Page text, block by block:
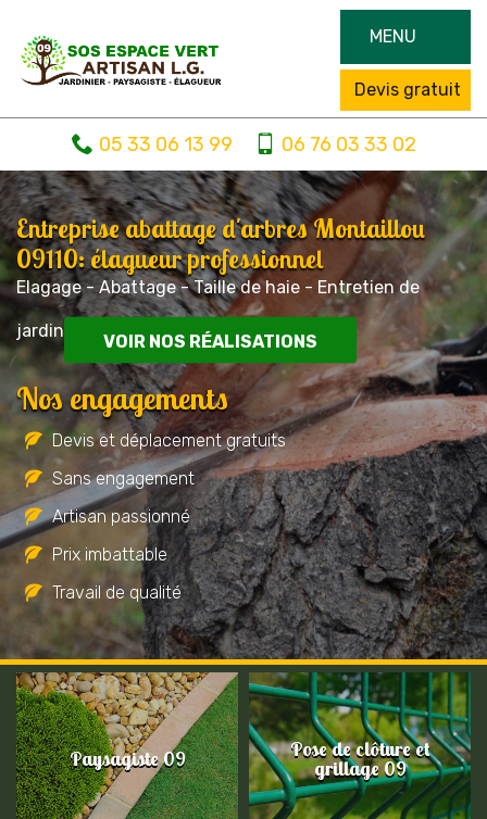
MENU
Devis gratuit
05 33 06 13 99 06 76 03 33 02
Entreprise abattage d'arbres Montaillou
09110: élagueur professionnel
Elagage - Abattage - Taille de haie - Entretien de
jardin
VOIR NOS RÉALISATIONS
Nos engagements
Devis et déplacement gratuits
Sans engagement
Artisan passionné
Prix imbattable
Travail de qualité
Paysagiste 09 Pose de clôture et
grillage 09